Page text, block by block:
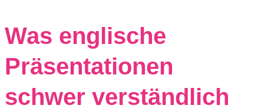
Was englische
Präsentationen
schwer verständlich